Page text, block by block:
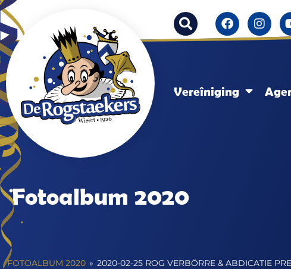
Vereîniging
Fotoalbum 2020
FOTOALBUM 2020 » 2020-02-25 ROG VERBÖRRE & ABDICATIE